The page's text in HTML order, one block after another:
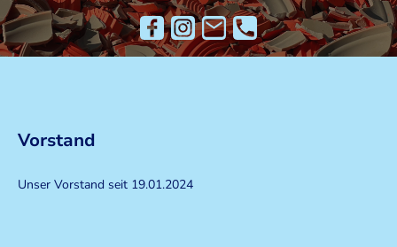
Vorstand
Unser Vorstand seit 19.01.2024